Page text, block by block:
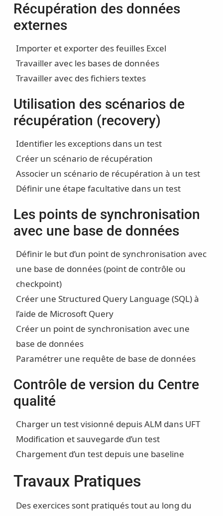
Récupération des données
externes
Importer et exporter des feuilles Excel
Travailler avec les bases de données
Travailler avec des fichiers textes
Utilisation des scénarios de
récupération (recovery)
Identifier les exceptions dans un test
Créer un scénario de récupération
Associer un scénario de récupération à un test
Définir une étape facultative dans un test
Les points de synchronisation
avec une base de données
Définir le but d’un point de synchronisation avec
une base de données (point de contrôle ou
checkpoint)
Créer une Structured Query Language (SQL) à
l’aide de Microsoft Query
Créer un point de synchronisation avec une
base de données
Paramétrer une requête de base de données
Contrôle de version du Centre
qualité
Charger un test visionné depuis ALM dans UFT
Modification et sauvegarde d’un test
Chargement d’un test depuis une baseline
Travaux Pratiques
Des exercices sont pratiqués tout au long du